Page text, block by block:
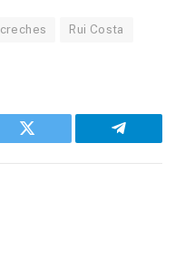
creches Rui Costa
Twitter Telegram